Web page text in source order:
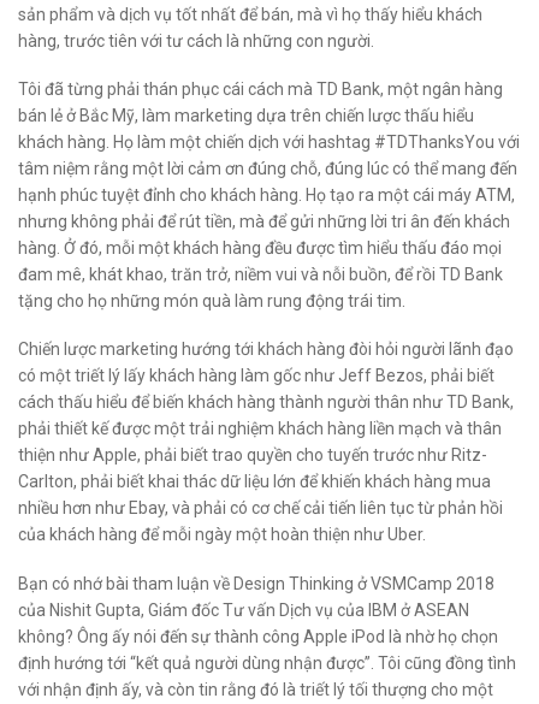
sản phẩm và dịch vụ tốt nhất để bán, mà vì họ thấy hiểu khách
hàng, trước tiên với tư cách là những con người.
Tôi đã từng phải thán phục cái cách mà TD Bank, một ngân hàng
bán lẻ ở Bắc Mỹ, làm marketing dựa trên chiến lược thấu hiểu
khách hàng. Họ làm một chiến dịch với hashtag #TDThanksYou với
tâm niệm rằng một lời cảm ơn đúng chỗ, đúng lúc có thể mang đến
hạnh phúc tuyệt đỉnh cho khách hàng. Họ tạo ra một cái máy ATM,
nhưng không phải để rút tiền, mà để gửi những lời tri ân đến khách
hàng. Ở đó, mỗi một khách hàng đều được tìm hiểu thấu đáo mọi
đam mê, khát khao, trăn trở, niềm vui và nỗi buồn, để rồi TD Bank
tặng cho họ những món quà làm rung động trái tim.
Chiến lược marketing hướng tới khách hàng đòi hỏi người lãnh đạo
có một triết lý lấy khách hàng làm gốc như Jeff Bezos, phải biết
cách thấu hiểu để biến khách hàng thành người thân như TD Bank,
phải thiết kế được một trải nghiệm khách hàng liền mạch và thân
thiện như Apple, phải biết trao quyền cho tuyến trước như Ritz-
Carlton, phải biết khai thác dữ liệu lớn để khiến khách hàng mua
nhiều hơn như Ebay, và phải có cơ chế cải tiến liên tục từ phản hồi
của khách hàng để mỗi ngày một hoàn thiện như Uber.
Bạn có nhớ bài tham luận về Design Thinking ở VSMCamp 2018
của Nishit Gupta, Giám đốc Tư vấn Dịch vụ của IBM ở ASEAN
không? Ông ấy nói đến sự thành công Apple iPod là nhờ họ chọn
định hướng tới “kết quả người dùng nhận được”. Tôi cũng đồng tình
với nhận định ấy, và còn tin rằng đó là triết lý tối thượng cho một